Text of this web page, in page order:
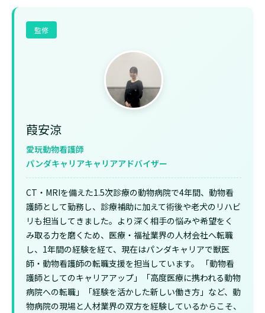
監修
葭安涼
愛玩動物看護師
パンダキャリアキャリアアドバイザー
CT・MRIを備えた1.5次診療の動物病院で4年間、動物看
護師として勤務し、診療補助に加えて術後や老犬のリハビ
リも担当してきました。より深く相手の悩みや希望をく
み取る力を磨くため、医療・福祉業界の人材会社へ転職
し、1年間の経験を経て、現在はパンダキャリアで獣医
師・動物看護師の転職支援を担当しています。 「動物看
護師としてのキャリアアップ」「高度医療に携われる動物
病院への転職」「経験を活かした新しい働き方」など、動
物病院の現場と人材業界の双方を経験しているからこそ、